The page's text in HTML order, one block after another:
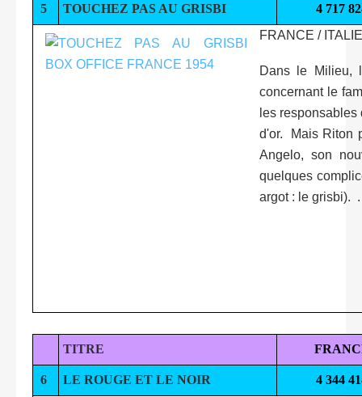
5 TOUCHEZ PAS AU GRISBI
4 717
FRANCE /
Dans le Milieu,
concernant le
les
d'or. Mais Riton
Angelo, son
quelques
argot : le grisbi). .
TITRE
6 LE ROUGE ET LE NOIR
4 344